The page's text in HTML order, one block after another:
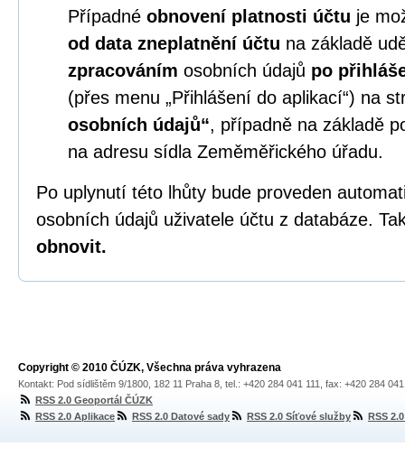
Případné obnovení platnosti účtu je
od data zneplatnění účtu na základě
zpracováním osobních údajů po
(přes menu „Přihlášení do aplikací“) na
osobních údajů“, případně na základě
na adresu sídla Zeměměřického úřadu.
Po uplynutí této lhůty bude proveden
osobních údajů uživatele účtu z databáze.
obnovit.
Copyright © 2010 ČÚZK, Všechna práva vyhrazena
Kontakt: Pod sídlištěm 9/1800, 182 11 Praha 8, tel.: +420 284 041 111, fax: +420 284
RSS 2.0 Geoportál ČÚZK
RSS 2.0 Aplikace
RSS 2.0 Datové sady RSS 2.0 Síťové služby RSS